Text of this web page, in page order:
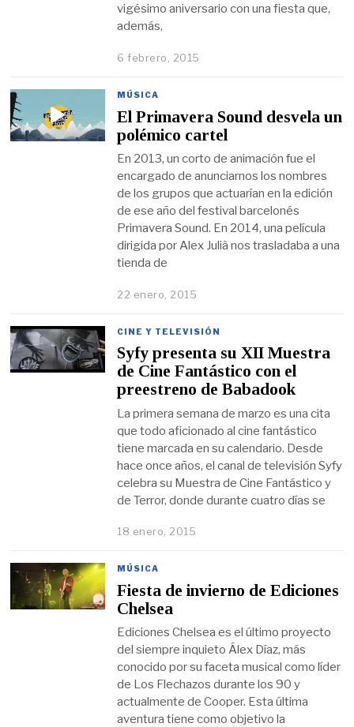
vigésimo aniversario con una fiesta que,
además,
6 febrero, 2015
MÚSICA
El Primavera Sound desvela un
polémico cartel
En 2013, un corto de animación fue el
encargado de anunciarnos los nombres
de los grupos que actuarían en la edición
de ese año del festival barcelonés
Primavera Sound. En 2014, una película
dirigida por Alex Julià nos trasladaba a una
tienda de
22 enero, 2015
CINE Y TELEVISIÓN
Syfy presenta su XII Muestra
de Cine Fantástico con el
preestreno de Babadook
La primera semana de marzo es una cita
que todo aficionado al cine fantástico
tiene marcada en su calendario. Desde
hace once años, el canal de televisión Syfy
celebra su Muestra de Cine Fantástico y
de Terror, donde durante cuatro días se
18 enero, 2015
MÚSICA
Fiesta de invierno de Ediciones
Chelsea
Ediciones Chelsea es el último proyecto
del siempre inquieto Álex Díaz, más
conocido por su faceta musical como líder
de Los Flechazos durante los 90 y
actualmente de Cooper. Esta última
aventura tiene como objetivo la